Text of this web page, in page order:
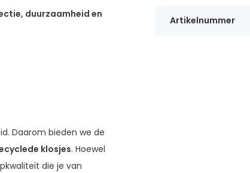
duurzaamheid en
Daarom bieden we de
klosjes. Hoewel
die je van
Artikelnummer